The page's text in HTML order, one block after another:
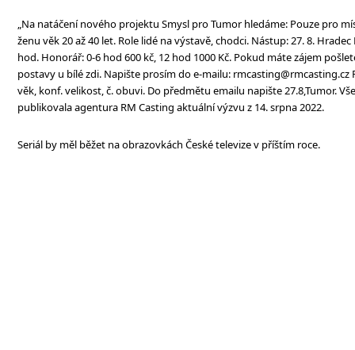
„Na natáčení nového projektu Smysl pro Tumor hledáme: Pouze pro
ženu věk 20 až 40 let. Role lidé na výstavě, chodci. Nástup: 27. 8. Hradec
hod. Honorář: 0-6 hod 600 kč, 12 hod 1000 Kč. Pokud máte zájem
postavy u bílé zdi. Napište prosím do e-mailu: rmcasting@rmcasting.cz
věk, konf. velikost, č. obuvi. Do předmětu emailu napište 27.8,Tumor.
publikovala agentura RM Casting aktuální výzvu z 14. srpna 2022.
Seriál by měl běžet na obrazovkách České televize v příštím roce.